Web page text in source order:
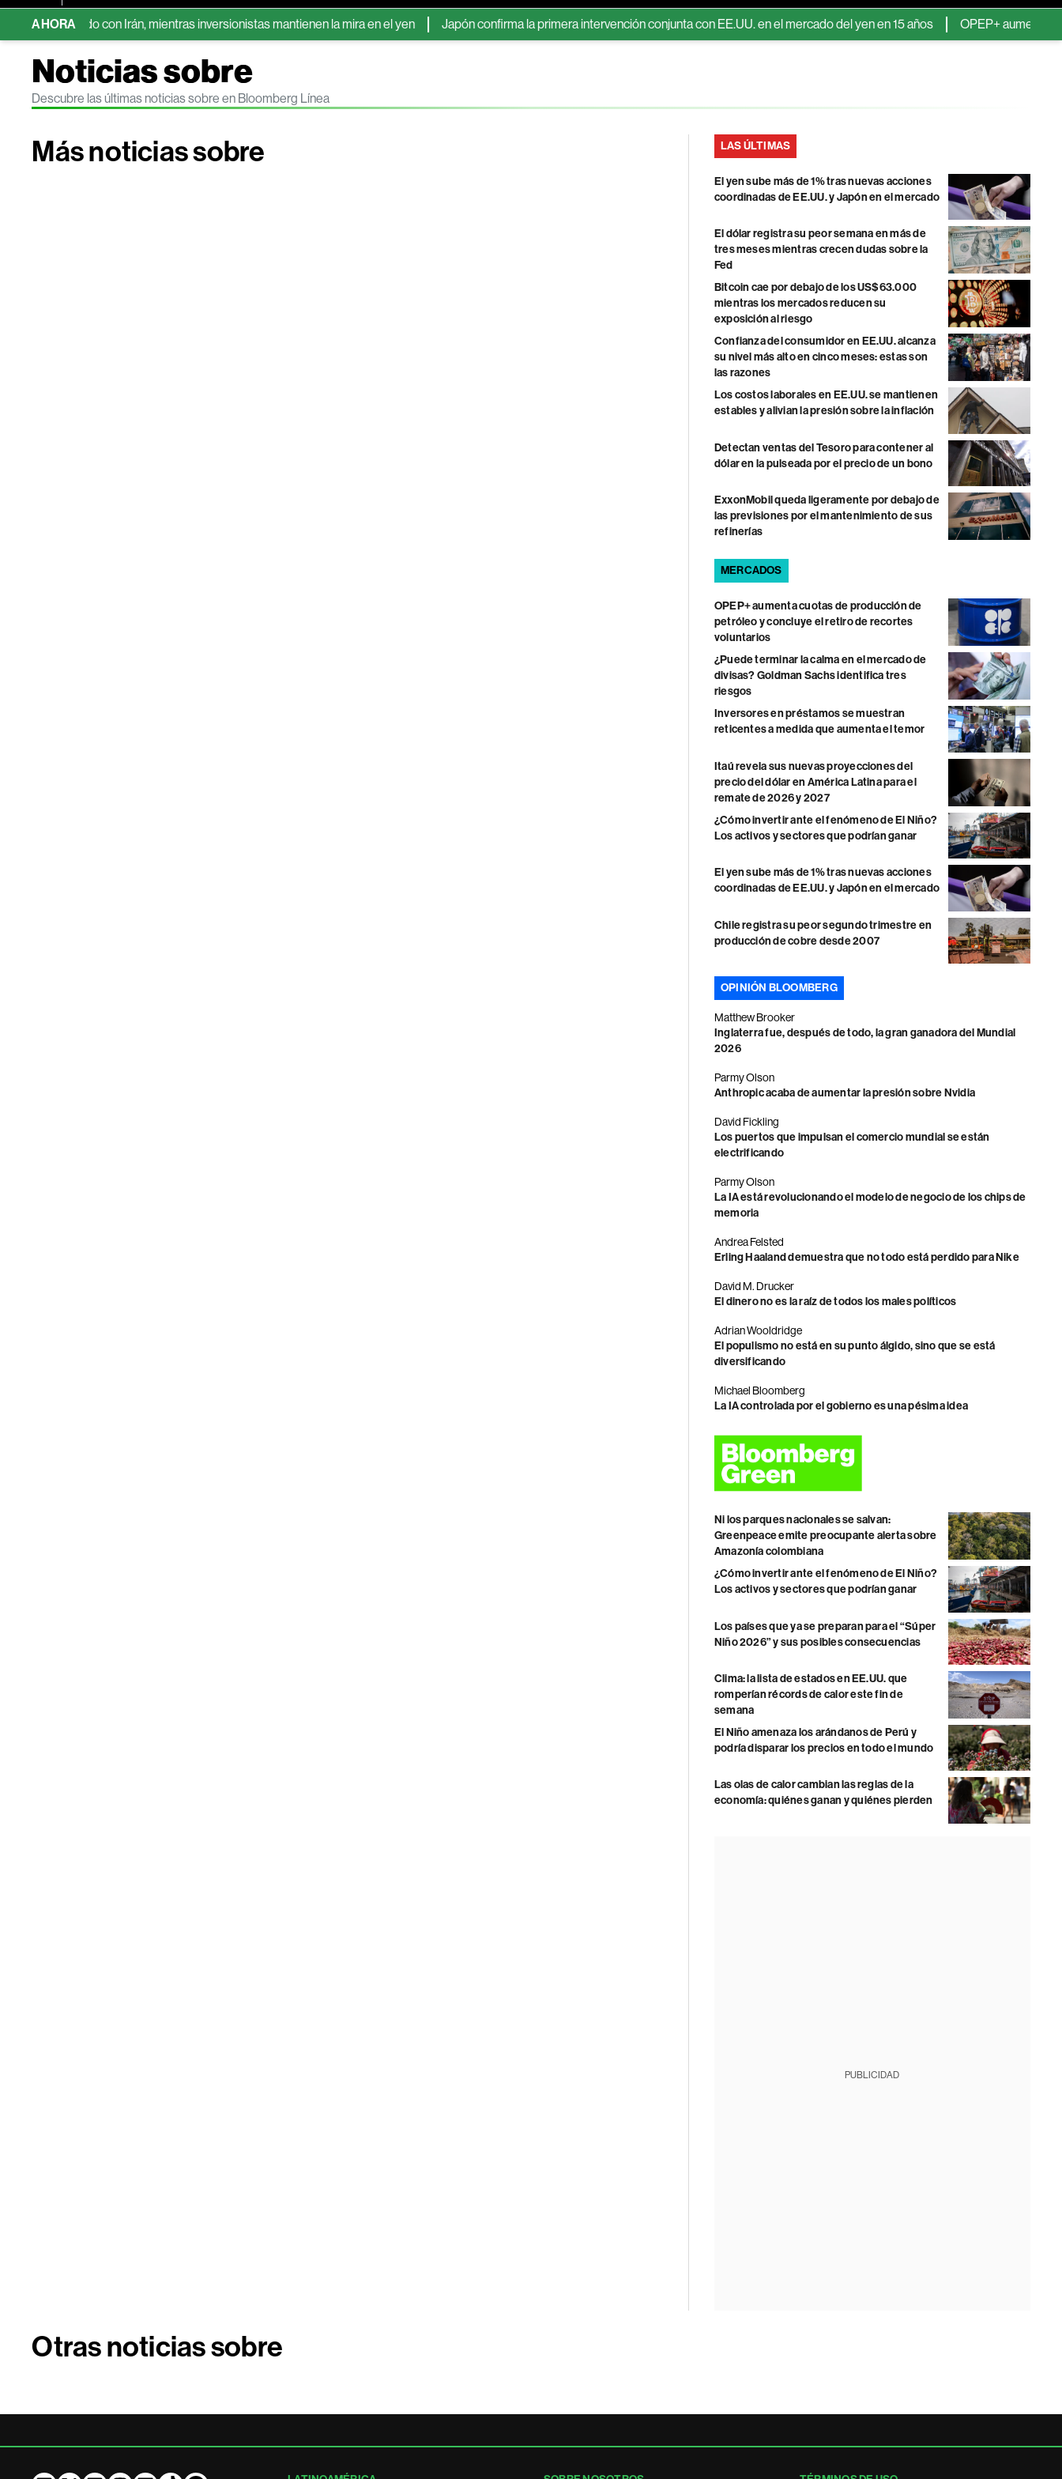
AHORA
acuerdo con Irán, mientras inversionistas mantienen la mira en el yen Japón confirma la primera intervención conjunta con EE.UU. en el mercado del yen en 15 años OPEP+ aumenta cuotas
Noticias sobre
Descubre las últimas noticias sobre en Bloomberg Línea
Más noticias sobre LAS ÚLTIMAS
El yen sube más de 1% tras nuevas acciones
coordinadas de EE.UU. y Japón en el mercado
El dólar registra su peor semana en más de
tres meses mientras crecen dudas sobre la
Fed
Bitcoin cae por debajo de los US$63.000
mientras los mercados reducen su
exposición al riesgo
Confianza del consumidor en EE.UU. alcanza
su nivel más alto en cinco meses: estas son
las razones
Los costos laborales en EE.UU. se mantienen
estables y alivian la presión sobre la inflación
Detectan ventas del Tesoro para contener al
dólar en la pulseada por el precio de un bono
ExxonMobil queda ligeramente por debajo de
las previsiones por el mantenimiento de sus
refinerías
MERCADOS
OPEP+ aumenta cuotas de producción de
petróleo y concluye el retiro de recortes
voluntarios
¿Puede terminar la calma en el mercado de
divisas? Goldman Sachs identifica tres
riesgos
Inversores en préstamos se muestran
reticentes a medida que aumenta el temor
Itaú revela sus nuevas proyecciones del
precio del dólar en América Latina para el
remate de 2026 y 2027
¿Cómo invertir ante el fenómeno de El Niño?
Los activos y sectores que podrían ganar
El yen sube más de 1% tras nuevas acciones
coordinadas de EE.UU. y Japón en el mercado
Chile registra su peor segundo trimestre en
producción de cobre desde 2007
OPINIÓN BLOOMBERG
Matthew Brooker
Inglaterra fue, después de todo, la gran ganadora del Mundial
2026
Parmy Olson
Anthropic acaba de aumentar la presión sobre Nvidia
David Fickling
Los puertos que impulsan el comercio mundial se están
electrificando
Parmy Olson
La IA está revolucionando el modelo de negocio de los chips de
memoria
Andrea Felsted
Erling Haaland demuestra que no todo está perdido para Nike
David M. Drucker
El dinero no es la raíz de todos los males políticos
Adrian Wooldridge
El populismo no está en su punto álgido, sino que se está
diversificando
Michael Bloomberg
La IA controlada por el gobierno es una pésima idea
Ni los parques nacionales se salvan:
Greenpeace emite preocupante alerta sobre
Amazonía colombiana
¿Cómo invertir ante el fenómeno de El Niño?
Los activos y sectores que podrían ganar
Los países que ya se preparan para el “Súper
Niño 2026” y sus posibles consecuencias
Clima: la lista de estados en EE.UU. que
romperían récords de calor este fin de
semana
El Niño amenaza los arándanos de Perú y
podría disparar los precios en todo el mundo
Las olas de calor cambian las reglas de la
economía: quiénes ganan y quiénes pierden
PUBLICIDAD
Otras noticias sobre